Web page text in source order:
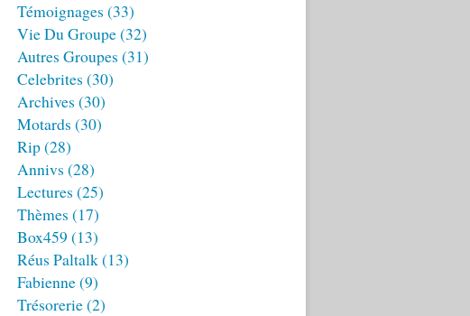
Témoignages (33)
Vie Du Groupe(32)
Autres Groupes (31)
Celebrites (30)
Archives (30)
Motards (30)
Rip(28)
Annivs (28)
Lectures (25)
Thèmes (17)
Box459 (13)
Réus Paltalk(13)
Fabienne(9)
Trésorerie(2)